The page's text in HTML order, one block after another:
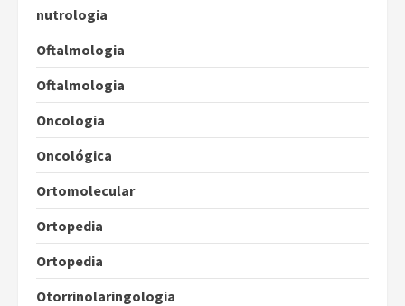
nutrologia
Oftalmologia
Oftalmologia
Oncologia
Oncológica
Ortomolecular
Ortopedia
Ortopedia
Otorrinolaringologia